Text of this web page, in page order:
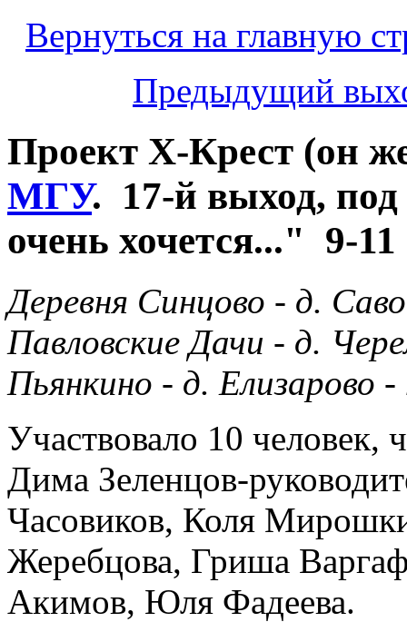
Вернуться на главную
Предыдущий
Проект Х-Крест (он
МГУ. 17-й выход, под
очень хочется..." 9-11
Деревня Синцово - д.
Павловские Дачи - д.
Пьянкино - д. Елизарово
Участвовало 10 человек,
Дима Зеленцов-
Часовиков, Коля
Жеребцова, Гриша
Акимов, Юля Фадеева.